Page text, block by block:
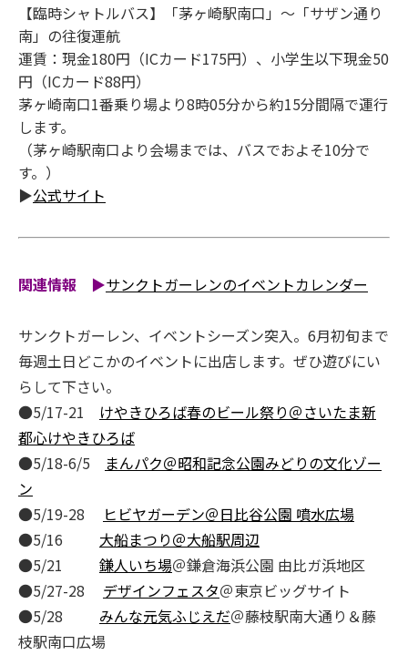
【臨時シャトルバス】「茅ヶ崎駅南口」～「サザン通り
南」の往復運航
運賃：現金180円（ICカード175円）、小学生以下現金50
円（ICカード88円）
茅ヶ崎南口1番乗り場より8時05分から約15分間隔で運行
します。
（茅ヶ崎駅南口より会場までは、バスでおよそ10分で
す。）
▶公式サイト
関連情報 ▶サンクトガーレンのイベントカレンダー
サンクトガーレン、イベントシーズン突入。6月初旬まで
毎週土日どこかのイベントに出店します。ぜひ遊びにい
らして下さい。
●5/17-21 けやきひろば春のビール祭り＠さいたま新
都心けやきひろば
●5/18-6/5
まんパク＠昭和記念公園みどりの文化ゾー
ン
●5/19-28
ヒビヤガーデン＠日比谷公園 噴水広場
●5/16 大船まつり＠大船駅周辺
●5/21 鎌人いち場＠鎌倉海浜公園 由比ガ浜地区
●5/27-28 デザインフェスタ＠東京ビッグサイト
●5/28 みんな元気ふじえだ＠藤枝駅南大通り＆藤
枝駅南口広場